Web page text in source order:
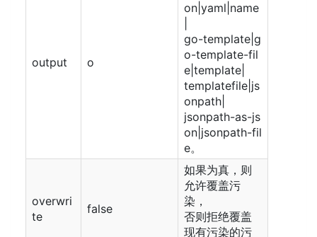
output o
on|yaml|name
go-template|g
o-template-fil
e|template|
templatefile|js
onpath|
jsonpath-as-js
on|jsonpath-fil
e。
overwri
te
false
如果为真，则
允许覆盖污
染，
否则拒绝覆盖
现有污染的污